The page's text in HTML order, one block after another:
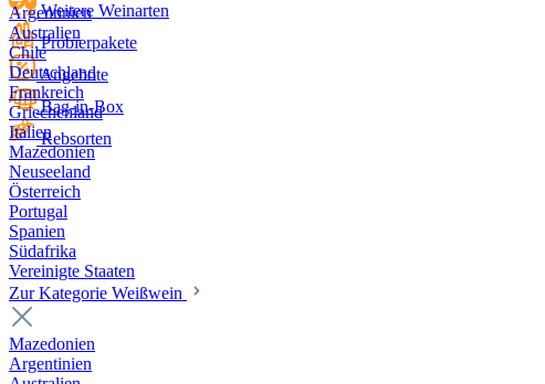
Weitere Weinarten
Probierpakete
Angebote
Bag-in-Box
Rebsorten
Argentinien
Australien
Chile
Deutschland
Frankreich
Griechenland
Italien
Mazedonien
Neuseeland
Österreich
Portugal
Spanien
Südafrika
Vereinigte Staaten
Zur Kategorie Weißwein
Mazedonien
Argentinien